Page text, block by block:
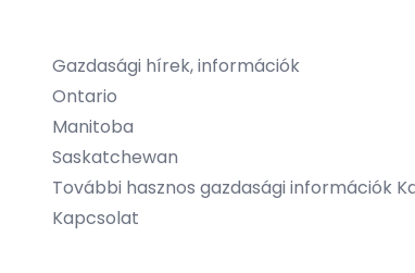
Gazdasági hírek, információk
Ontario
Manitoba
Saskatchewan
További hasznos gazdasági információk
Kapcsolat